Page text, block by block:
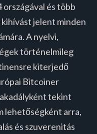
országával és több
jelent minden
A nyelvi,
történelmileg
kiterjedő
Bitcoiner
tekint
lehetőségként arra,
és szuverenitás